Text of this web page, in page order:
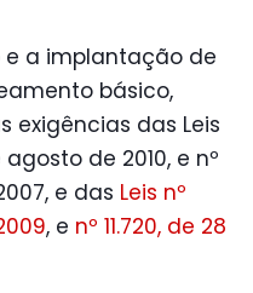
e a implantação de
básico,
exigências das Leis
de 2010, e nº
e das Leis nº
, e nº 11.720, de 28